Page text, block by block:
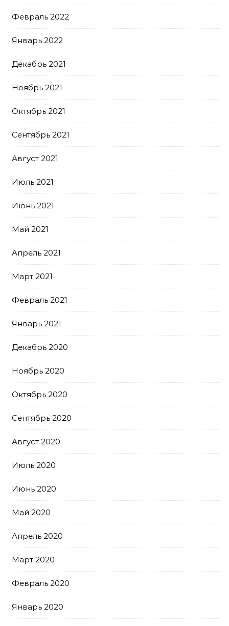
Февраль 2022
Январь 2022
Декабрь 2021
Ноябрь 2021
Октябрь 2021
Сентябрь 2021
Август 2021
Июль 2021
Июнь 2021
Май 2021
Апрель 2021
Март 2021
Февраль 2021
Январь 2021
Декабрь 2020
Ноябрь 2020
Октябрь 2020
Сентябрь 2020
Август 2020
Июль 2020
Июнь 2020
Май 2020
Апрель 2020
Март 2020
Февраль 2020
Январь 2020